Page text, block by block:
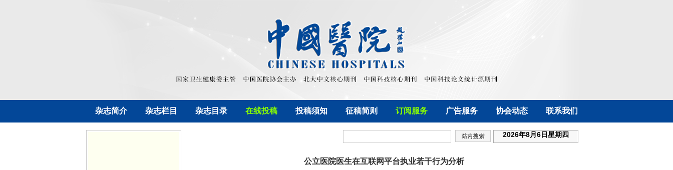
杂志简介 杂志栏目 杂志目录 在线投稿 投稿须知 征稿简则 订阅服务 广告服务 协会动态 联系我们
2026年8月6日星期四
公立医院医生在互联网平台执业若干行为分析